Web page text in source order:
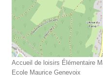
Accueil de loisirs Élémentaire
Ecole Maurice Genevoix